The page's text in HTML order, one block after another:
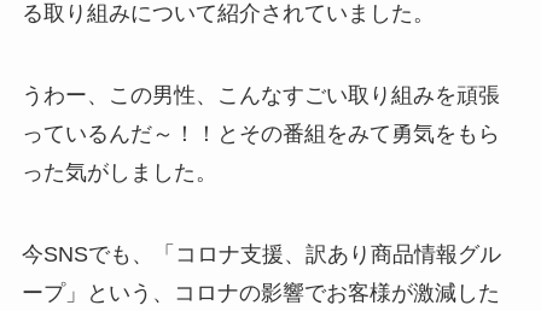
る取り組みについて紹介されていました。
うわー、この男性、こんなすごい取り組みを頑張
っているんだ～！！とその番組をみて勇気をもら
った気がしました。
今SNSでも、「コロナ支援、訳あり商品情報グル
ープ」という、コロナの影響でお客様が激減した